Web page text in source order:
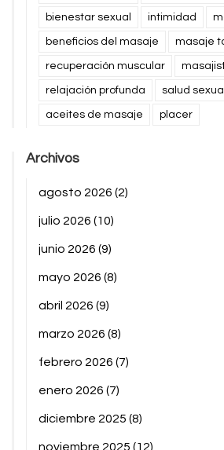
bienestar sexual intimidad
beneficios del masaje masaje
recuperación muscular
relajación profunda salud sexual
aceites de masaje placer
Archivos
agosto 2026 (2)
julio 2026 (10)
junio 2026 (9)
mayo 2026 (8)
abril 2026 (9)
marzo 2026 (8)
febrero 2026 (7)
enero 2026 (7)
diciembre 2025 (8)
noviembre 2025 (12)